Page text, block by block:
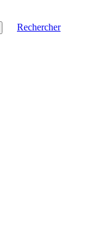
Rechercher